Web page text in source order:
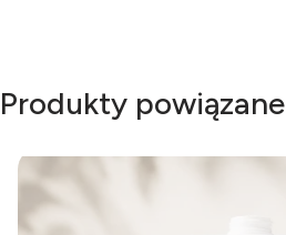
Produkty powiązane